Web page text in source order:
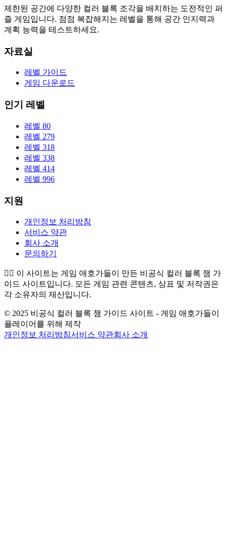
제한된 공간에 다양한 컬러 블록 조각을 배치하는 도전적인 퍼
즐 게임입니다. 점점 복잡해지는 레벨을 통해 공간 인지력과
계획 능력을 테스트하세요.
자료실
레벨 가이드
게임 다운로드
인기 레벨
레벨 80
레벨 279
레벨 318
레벨 338
레벨 414
레벨 996
지원
개인정보 처리방침
서비스 약관
회사 소개
문의하기
👉🏻 이 사이트는 게임 애호가들이 만든 비공식 컬러 블록 잼 가
이드 사이트입니다. 모든 게임 관련 콘텐츠, 상표 및 저작권은
각 소유자의 재산입니다.
© 2025 비공식 컬러 블록 잼 가이드 사이트 - 게임 애호가들이
플레이어를 위해 제작
개인정보 처리방침서비스 약관회사 소개